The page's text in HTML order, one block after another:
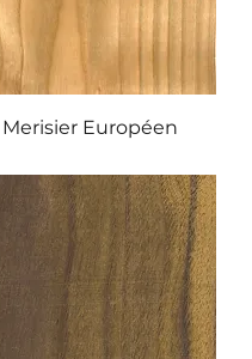
Merisier Européen